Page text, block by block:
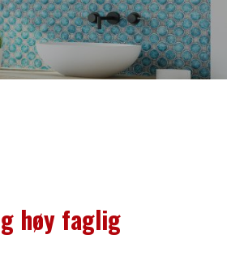
høy faglig